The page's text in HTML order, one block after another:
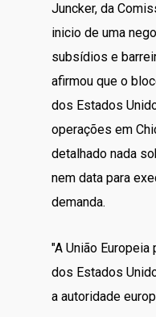
Juncker, da
inicio de uma
subsídios e
afirmou que o
dos Estados
operações em
detalhado nada
nem data para
demanda.
"A União
dos Estados
a autoridade